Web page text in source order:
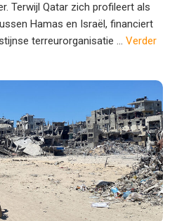
Terwijl Qatar zich profileert als
Hamas en Israël, financiert
terreurorganisatie ... Verder